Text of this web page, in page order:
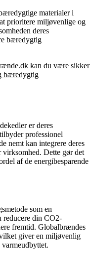
materialer i
prioritere miljøvenlige og
deres
bæredygtig
kan du være sikker
bæredygtig
er deres
professionel
nemt kan integrere deres
virksomhed. Dette gør det
af de energibesparende
som en
din CO2-
fremtid. Globalbrændes
giver en miljøvenlig